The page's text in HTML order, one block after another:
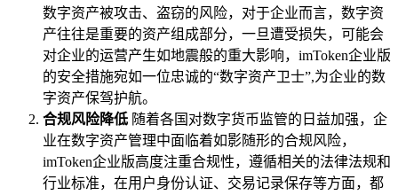
数字资产被攻击、盗窃的风险，对于企业而言，数字资
产往往是重要的资产组成部分，一旦遭受损失，可能会
对企业的运营产生如地震般的重大影响，imToken企业版
的安全措施宛如一位忠诚的“数字资产卫士”,为企业的数
字资产保驾护航。
合规风险降低 随着各国对数字货币监管的日益加强，企
业在数字资产管理中面临着如影随形的合规风险，
imToken企业版高度注重合规性，遵循相关的法律法规和
行业标准，在用户身份认证、交易记录保存等方面，都